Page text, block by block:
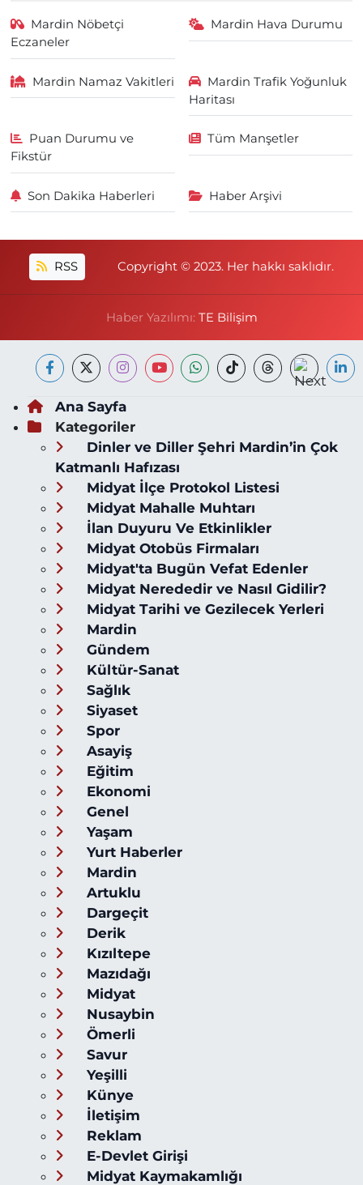
Mardin Nöbetçi
Eczaneler
Mardin Hava Durumu
Mardin Namaz Vakitleri
Mardin Trafik Yoğunluk
Haritası
Puan Durumu ve
Fikstür
Tüm Manşetler
Son Dakika Haberleri Haber Arşivi
RSS Copyright © 2023. Her hakkı saklıdır.
Haber Yazılımı: TE Bilişim
Ana Sayfa
Kategoriler
Dinler ve Diller Şehri Mardin’in Çok
Katmanlı Hafızası
Midyat İlçe Protokol Listesi
Midyat Mahalle Muhtarı
İlan Duyuru Ve Etkinlikler
Midyat Otobüs Firmaları
Midyat'ta Bugün Vefat Edenler
Midyat Nerededir ve Nasıl Gidilir?
Midyat Tarihi ve Gezilecek Yerleri
Mardin
Gündem
Kültür-Sanat
Sağlık
Siyaset
Spor
Asayiş
Eğitim
Ekonomi
Genel
Yaşam
Yurt Haberler
Mardin
Artuklu
Dargeçit
Derik
Kızıltepe
Mazıdağı
Midyat
Nusaybin
Ömerli
Savur
Yeşilli
Künye
İletişim
Reklam
E-Devlet Girişi
Midyat Kaymakamlığı